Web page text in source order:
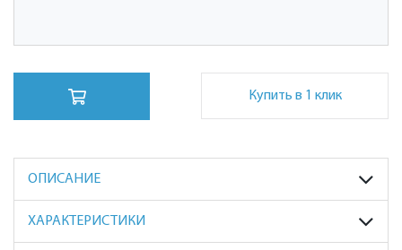
Купить в 1 клик
ОПИСАНИЕ
ХАРАКТЕРИСТИКИ